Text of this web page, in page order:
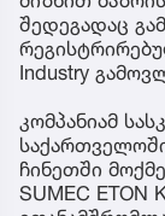
შედეგადაც
Industry
კომპანიამ
ჩინეთში
SUMEC ETON